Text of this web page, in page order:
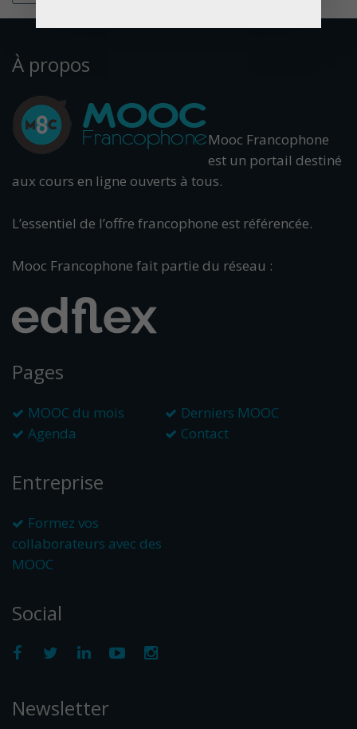
À propos
Mooc Francophone
est un portail destiné
aux cours en ligne ouverts à tous.
L’essentiel de l’offre francophone est référencée.
Mooc Francophone fait partie du réseau :
Pages
MOOC du mois
Derniers MOOC
Agenda
Contact
Entreprise
Formez vos
collaborateurs avec des
MOOC
Social
Newsletter